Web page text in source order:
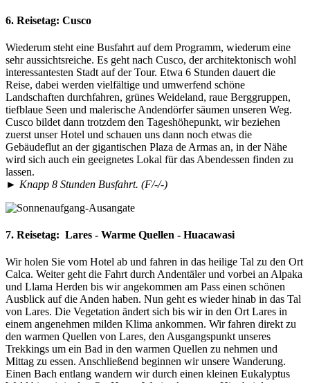
6. Reisetag: Cusco
Wiederum steht eine Busfahrt auf dem Programm, wiederum eine
sehr aussichtsreiche. Es geht nach Cusco, der architektonisch wohl
interessantesten Stadt auf der Tour. Etwa 6 Stunden dauert die
Reise, dabei werden vielfältige und umwerfend schöne
Landschaften durchfahren, grünes Weideland, raue Berggruppen,
tiefblaue Seen und malerische Andendörfer säumen unseren Weg.
Cusco bildet dann trotzdem den Tageshöhepunkt, wir beziehen
zuerst unser Hotel und schauen uns dann noch etwas die
Gebäudeflut an der gigantischen Plaza de Armas an, in der Nähe
wird sich auch ein geeignetes Lokal für das Abendessen finden zu
lassen.
► Knapp 8 Stunden Busfahrt. (F/-/-)
7. Reisetag: Lares - Warme Quellen - Huacawasi
Wir holen Sie vom Hotel ab und fahren in das heilige Tal zu den Ort
Calca. Weiter geht die Fahrt durch Andentäler und vorbei an Alpaka
und Llama Herden bis wir angekommen am Pass einen schönen
Ausblick auf die Anden haben. Nun geht es wieder hinab in das Tal
von Lares. Die Vegetation ändert sich bis wir in den Ort Lares in
einem angenehmen milden Klima ankommen. Wir fahren direkt zu
den warmen Quellen von Lares, den Ausgangspunkt unseres
Trekkings um ein Bad in den warmen Quellen zu nehmen und
Mittag zu essen. Anschließend beginnen wir unsere Wanderung.
Einen Bach entlang wandern wir durch einen kleinen Eukalyptus